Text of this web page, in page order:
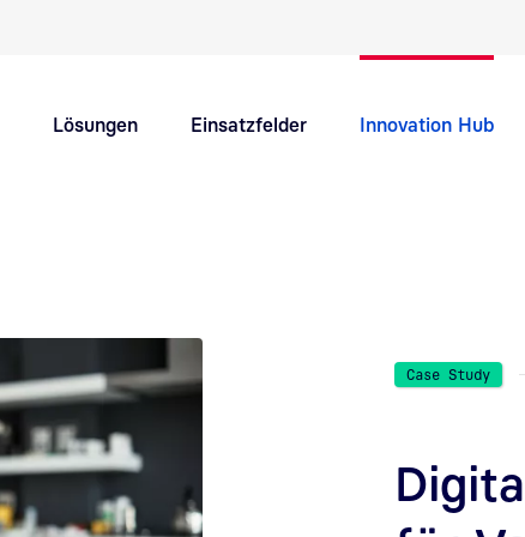
Lösungen Einsatzfelder Innovation Hub
Case Study